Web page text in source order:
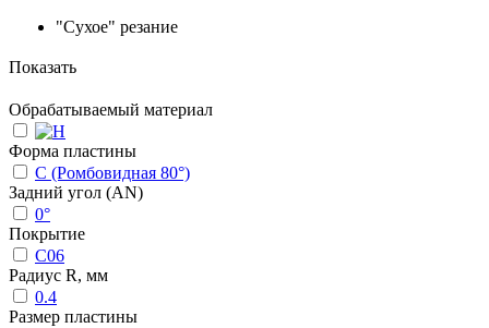
"Сухое" резание
Показать
Обрабатываемый материал
Форма пластины
C (Ромбовидная 80°)
Задний угол (AN)
0°
Покрытие
C06
Радиус R, мм
0.4
Размер пластины